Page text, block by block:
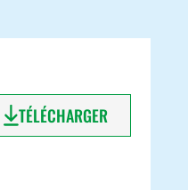
TÉLÉCHARGER